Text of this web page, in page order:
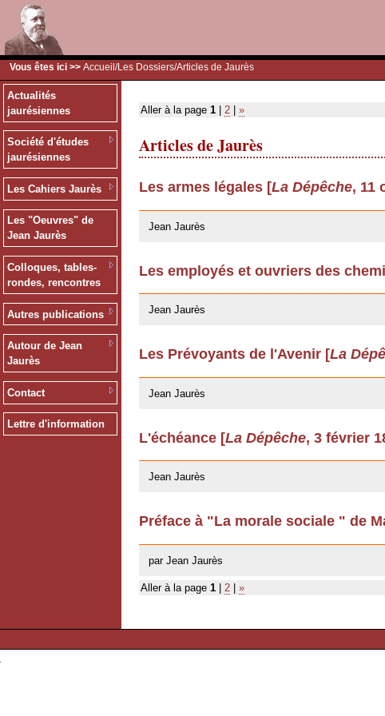
Vous êtes ici >> Accueil /Les Dossiers/Articles de Jaurès
Actualités
jaurésiennes
Société d'études
jaurésiennes
Les Cahiers Jaurès
Les "Oeuvres" de
Jean Jaurès
Colloques, tables-
rondes, rencontres
Autres publications
Autour de Jean
Jaurès
Contact
Lettre d'information
Aller à la page 1 2 »
Articles de Jaurès
Les armes légales [La Dépêche, 11
Jean Jaurès
Les employés et ouvriers des
Jean Jaurès
Les Prévoyants de l'Avenir [La
Jean Jaurès
L'échéance [La Dépêche, 3 février
Jean Jaurès
Préface à "La morale sociale " de
par Jean Jaurès
Aller à la page 1 2 »